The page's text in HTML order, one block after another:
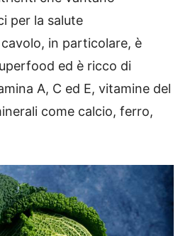
per la salute
cavolo, in particolare, è
ed è ricco di
A, C ed E, vitamine del
come calcio, ferro,